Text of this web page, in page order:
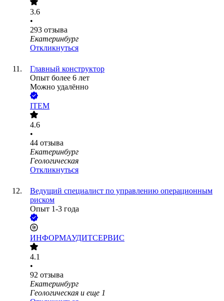
3.6
•
293 отзыва
Екатеринбург
Откликнуться
Главный конструктор
Опыт более 6 лет
Можно удалённо
ITEM
4.6
•
44 отзыва
Екатеринбург
Геологическая
Откликнуться
Ведущий специалист по управлению операционным
риском
Опыт 1-3 года
ИНФОРМАУДИТСЕРВИС
4.1
•
92 отзыва
Екатеринбург
Геологическая и еще 1